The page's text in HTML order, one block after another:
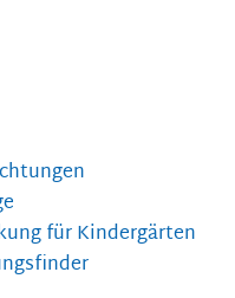
für Kindergärten